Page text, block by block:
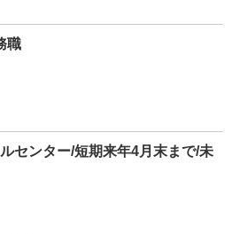
職
センター/短期来年4月末まで/未